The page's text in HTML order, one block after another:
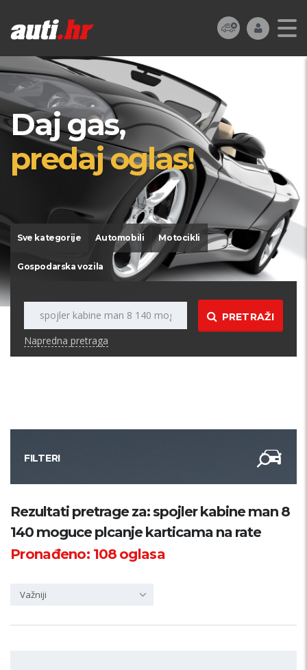
Daj gas,
predaj oglas!
Sve kategorije Automobili Motocikli
Gospodarska vozila
PRETRAŽI
Napredna pretraga
FILTERI
Kategorija
Županija
Rezultati pretrage za: spojler kabine man 8
140 moguce plcanje karticama na rate
Pronađeno: 108oglasa
Važniji